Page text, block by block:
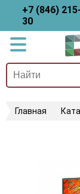
+7 (846)
30
Главная